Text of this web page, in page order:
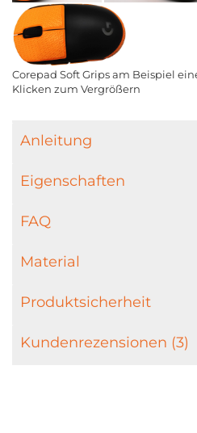
Corepad Soft Grips am Beispiel
Klicken zum Vergrößern
Anleitung
Eigenschaften
FAQ
Material
Produktsicherheit
Kundenrezensionen (3)